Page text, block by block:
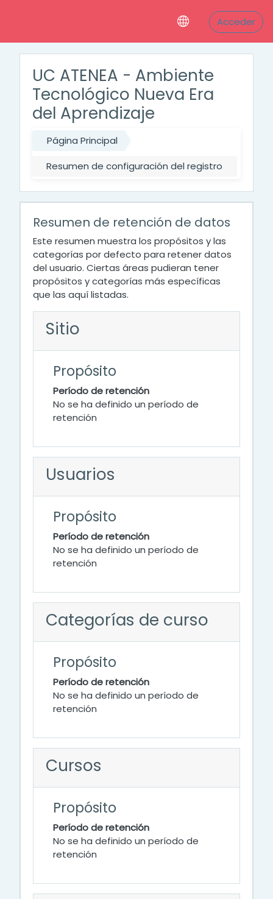
Acceder
UC ATENEA - Ambiente
Tecnológico Nueva Era
del Aprendizaje
Página Principal
Resumen de configuración del registro
Resumen de retención de datos
Este resumen muestra los propósitos y las
categorías por defecto para retener datos
del usuario. Ciertas áreas pudieran tener
propósitos y categorías más específicas
que las aquí listadas.
Sitio
Propósito
Período de retención
No se ha definido un período de
retención
Usuarios
Propósito
Período de retención
No se ha definido un período de
retención
Categorías de curso
Propósito
Período de retención
No se ha definido un período de
retención
Cursos
Propósito
Período de retención
No se ha definido un período de
retención